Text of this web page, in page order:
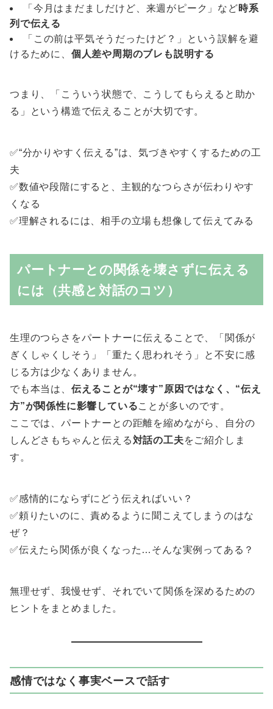
「今月はまだましだけど、来週がピーク」など時系
列で伝える
「この前は平気そうだったけど？」という誤解を避
けるために、 個人差や周期のブレも説明する
つまり、「こういう状態で、こうしてもらえると助か
る」という構造で伝えることが大切です。
✅“分かりやすく伝える”は、気づきやすくするための工
夫
✅数値や段階にすると、主観的なつらさが伝わりやす
くなる
✅理解されるには、相手の立場も想像して伝えてみる
パートナーとの関係を壊さずに伝える
には（共感と対話のコツ）
生理のつらさをパートナーに伝えることで、「関係が
ぎくしゃくしそう」「重たく思われそう」と不安に感
じる方は少なくありません。
でも本当は、 伝えることが“壊す”原因ではなく、“伝え
方”が関係性に影響していることが多いのです。
ここでは、パートナーとの距離を縮めながら、自分の
しんどさもちゃんと伝える対話の工夫をご紹介しま
す。
✅感情的にならずにどう伝えればいい？
✅頼りたいのに、責めるように聞こえてしまうのはな
ぜ？
✅伝えたら関係が良くなった…そんな実例ってある？
無理せず、我慢せず、それでいて関係を深めるための
ヒントをまとめました。
感情ではなく事実ベースで話す